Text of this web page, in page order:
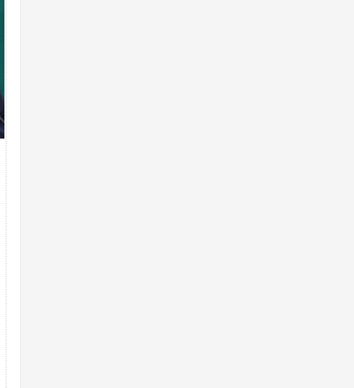
Приїхав за паспортом та